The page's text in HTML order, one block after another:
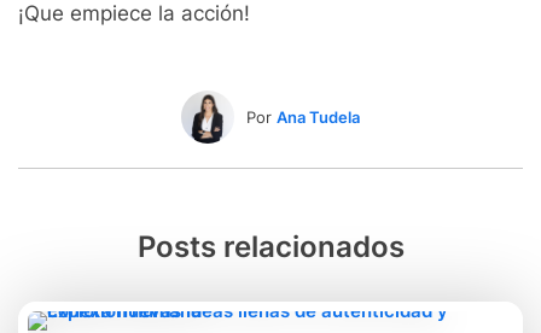
¡Que empiece la acción!
Por Ana Tudela
Posts relacionados